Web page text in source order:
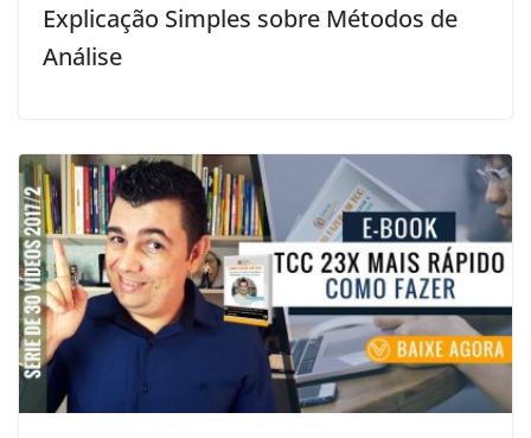
Explicação Simples sobre Métodos de
Análise